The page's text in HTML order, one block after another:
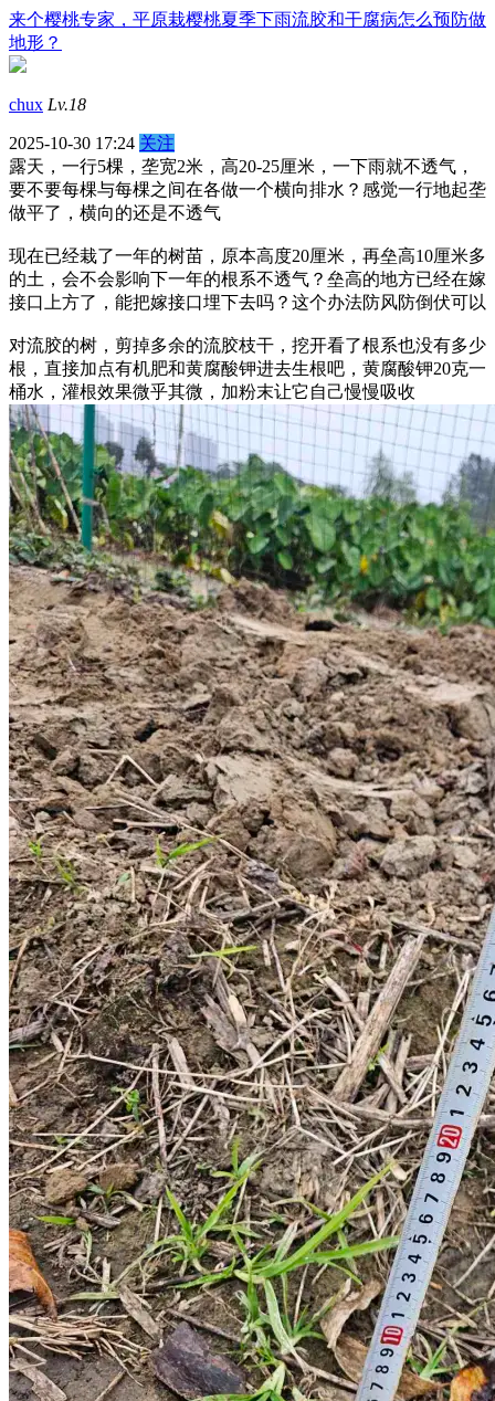
来个樱桃专家，平原栽樱桃夏季下雨流胶和干腐病怎么预防做
地形？
chux Lv.18
2025-10-30 17:24 关注
露天，一行5棵，垄宽2米，高20-25厘米，一下雨就不透气，
要不要每棵与每棵之间在各做一个横向排水？感觉一行地起垄
做平了，横向的还是不透气
现在已经栽了一年的树苗，原本高度20厘米，再垒高10厘米多
的土，会不会影响下一年的根系不透气？垒高的地方已经在嫁
接口上方了，能把嫁接口埋下去吗？这个办法防风防倒伏可以
对流胶的树，剪掉多余的流胶枝干，挖开看了根系也没有多少
根，直接加点有机肥和黄腐酸钾进去生根吧，黄腐酸钾20克一
桶水，灌根效果微乎其微，加粉末让它自己慢慢吸收